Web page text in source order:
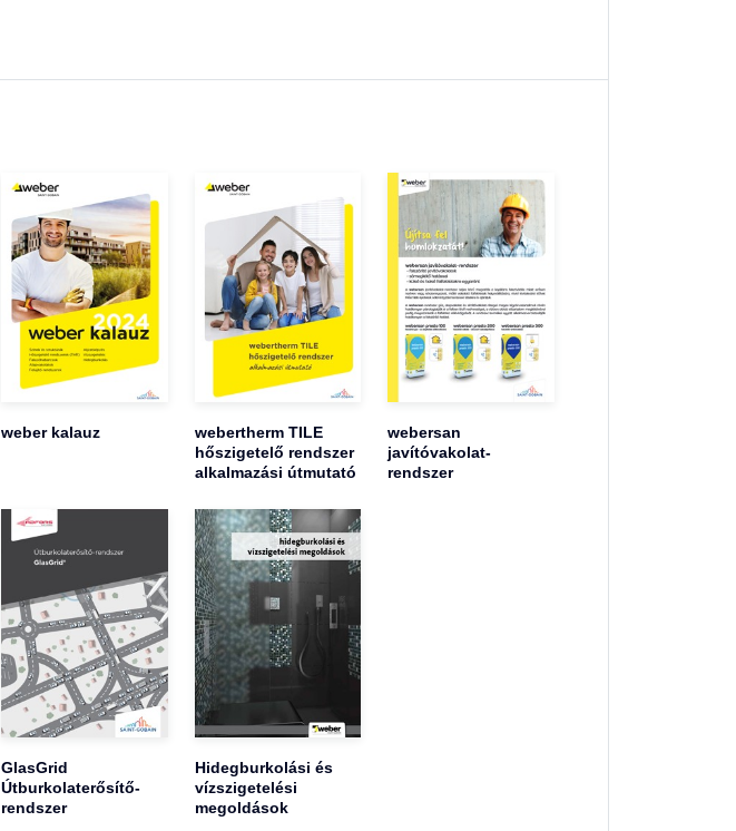
weber kalauz
webertherm TILE
hőszigetelő rendszer
alkalmazási útmutató
webersan
javítóvakolat-
rendszer
GlasGrid
Útburkolaterősítő-
rendszer
Hidegburkolási és
vízszigetelési
megoldások